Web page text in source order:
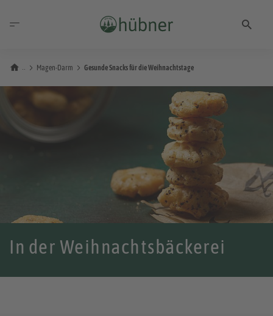
Magen-Darm Gesunde Snacks für die Weihnachtstage
In der Weihnachtsbäckerei